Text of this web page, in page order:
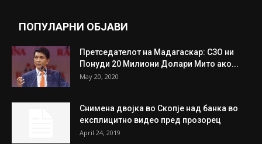
ПОПУЛАРНИ ОБЈАВИ
Претседателот на Мадагаскар: СЗО ни
Понуди 20 Милиони Долари Мито ако...
May 20, 2020
Снимена двојка во Скопје над банка во
експлицитно видео пред прозорец
April 24, 2019